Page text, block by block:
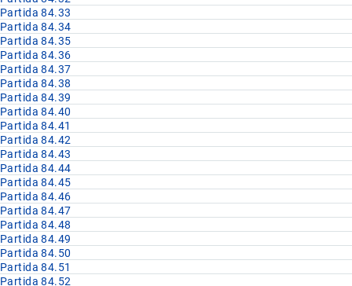
Partida 84.33
Partida 84.34
Partida 84.35
Partida 84.36
Partida 84.37
Partida 84.38
Partida 84.39
Partida 84.40
Partida 84.41
Partida 84.42
Partida 84.43
Partida 84.44
Partida 84.45
Partida 84.46
Partida 84.47
Partida 84.48
Partida 84.49
Partida 84.50
Partida 84.51
Partida 84.52